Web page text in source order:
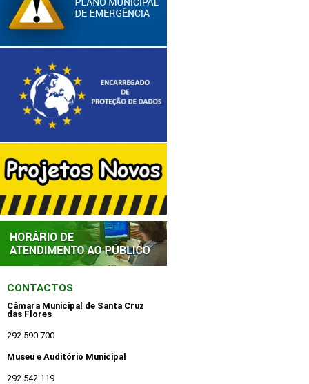
CONTACTOS
Câmara Municipal de Santa Cruz
das Flores
292 590 700
Museu e Auditório Municipal
292 542 119